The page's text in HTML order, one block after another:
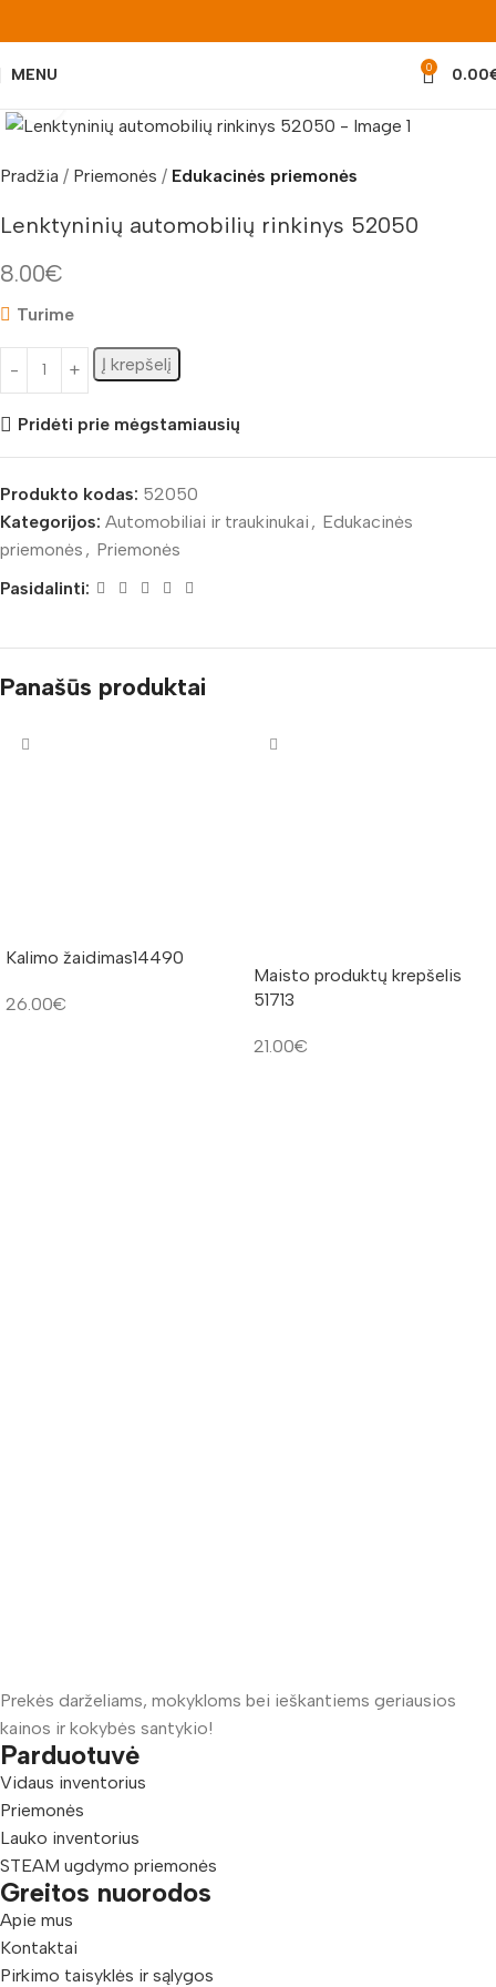
MENU 0 0.00
Pradžia Priemonės Edukacinės priemonės
Lenktyninių automobilių rinkinys 52050
8.00€
Turime
Į krepšelį
Pridėti prie mėgstamiausių
Produkto kodas: 52050
Kategorijos: Automobiliai ir traukinukai , Edukacinės
priemonės , Priemonės
Pasidalinti:
Panašūs produktai
Kalimo žaidimas14490
26.00€
Maisto produktų krepšelis
51713
21.00€
Prekės darželiams, mokykloms bei ieškantiems geriausios
kainos ir kokybės santykio!
Parduotuvė
Vidaus inventorius
Priemonės
Lauko inventorius
STEAM ugdymo priemonės
Greitos nuorodos
Apie mus
Kontaktai
Pirkimo taisyklės ir sąlygos